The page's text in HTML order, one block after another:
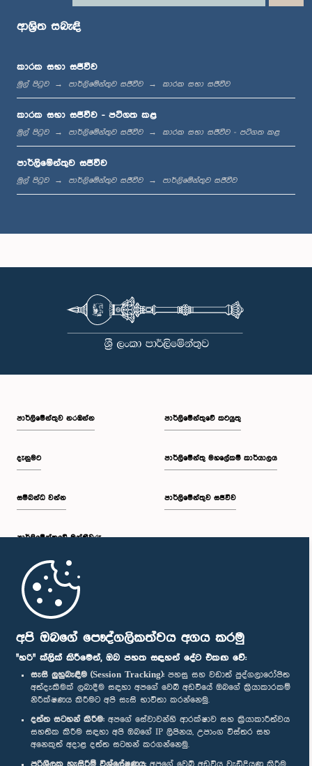
අපි ඔබගේ පෞද්ගලිකත්වය අගය කරමු
"හරි" ක්ලික් කිරීමෙන්, ඔබ පහත සඳහන් දේට එකඟ වේ:
සැසි ලුහුබැඳීම (Session Tracking): පහසු සහ වඩාත් පුද්ගලාරෝපිත
අත්දැකීමක් ලබාදීම සඳහා අපගේ වෙබ් අඩවියේ ඔබගේ ක්‍රියාකාරකම්
නිරීක්ෂණය කිරීමට අපි සැසි භාවිතා කරන්නෙමු.
දත්ත සටහන් කිරීම: අපගේ සේවාවන්හි ආරක්ෂාව සහ ක්‍රියාකාරීත්වය
සහතික කිරීම සඳහා අපි ඔබගේ IP ලිපිනය, උපාංග විස්තර සහ
අනෙකුත් අදාළ දත්ත සටහන් කරගන්නෙමු.
ප.ව. 1:27 - ප.ව. 1:42
ප.ව. 1:42 - ප.ව. 1:58
ප.ව. 2:10 - ප.ව. 2:22
ප.ව. 2:43 - ප.ව. 2:47
ප.ව. 2:47 - ප.ව. 2:54
ප.ව. 2:54 - ප.ව. 3:04
ප.ව. 3:04 - ප.ව. 3:12
ප.ව. 3:12 - ප.ව. 3:22
ආශ්‍රිත සබැඳි
කාරක සභා සජීවීව
මුල් පිටුව පාර්ලිමේන්තුව සජීවීව කාරක සභා සජීවීව
කාරක සභා සජීවීව - පටිගත කළ
මුල් පිටුව පාර්ලිමේන්තුව සජීවීව කාරක සභා සජීවීව - පටිගත කළ
පාර්ලිමේන්තුව සජීවීව
මුල් පිටුව පාර්ලිමේන්තුව සජීවීව පාර්ලිමේන්තුව සජීවීව
පාර්ලි‌මේන්තුව නරඹන්න
දැනුමට
සම්බන්ධ වන්න
පාර්ලි‌මේන්තුවේ මන්ත්‍රීවරු
මුල් පිටුව
පාර්ලිමේන්තුවේ කටයුතු
පාර්ලිමේන්තු මහලේකම් කාර්යාලය
පාර්ලිමේන්තුව සජීවීව
පාර්ලිමේන්තු ජංගම යෙදුම
අප හා සම්බන්ධ වී සිටින්න :
සම්මාන